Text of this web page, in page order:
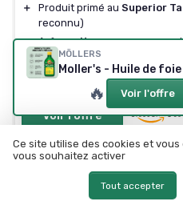
＋
Produit primé au Superior
reconnu)
＋ Arômecitronpour masquer
poisson
★★★★★
★★★★★ 4,6/5 8895 avis
Voir l'offre
MÖLLERS
🔥 Voir l'offre
Ce site utilise des cookies et
vous souhaitez activer
Tout accepter